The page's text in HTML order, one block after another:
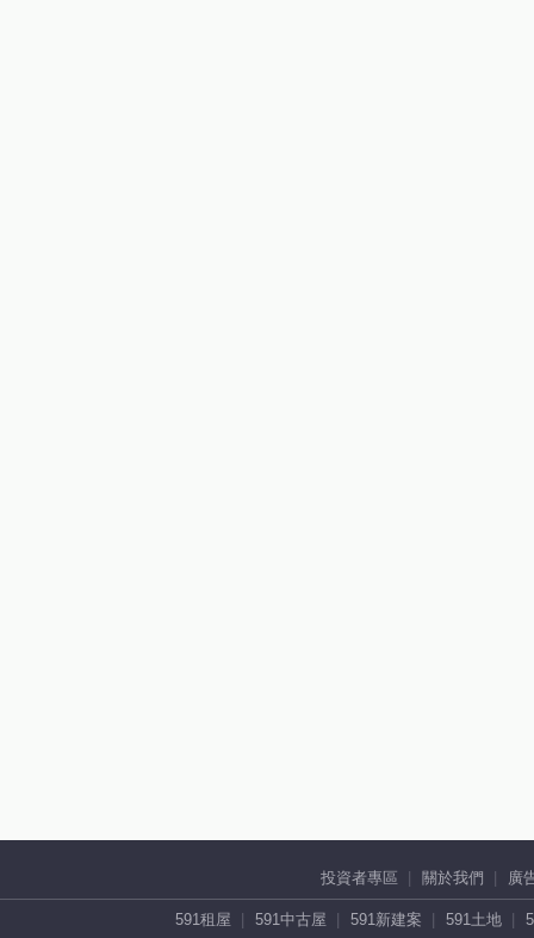
投資者專區 關於我們 廣
591租屋 591中古屋 591新建案 591土地